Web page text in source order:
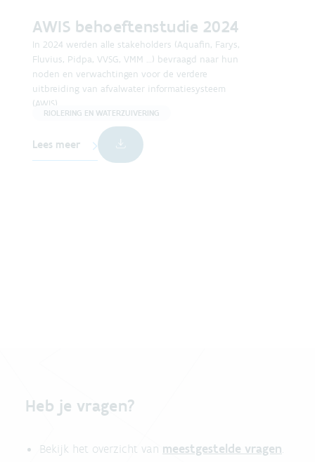
AWIS behoeftenstudie 2024
In 2024 werden alle stakeholders (Aquafin, Farys,
Fluvius, Pidpa, VVSG, VMM …) bevraagd naar hun
noden en verwachtingen voor de verdere
uitbreiding van afvalwater informatiesysteem
(AWIS).
RIOLERING EN WATERZUIVERING
Lees meer
Heb je vragen?
Bekijk het overzicht van meestgestelde vragen